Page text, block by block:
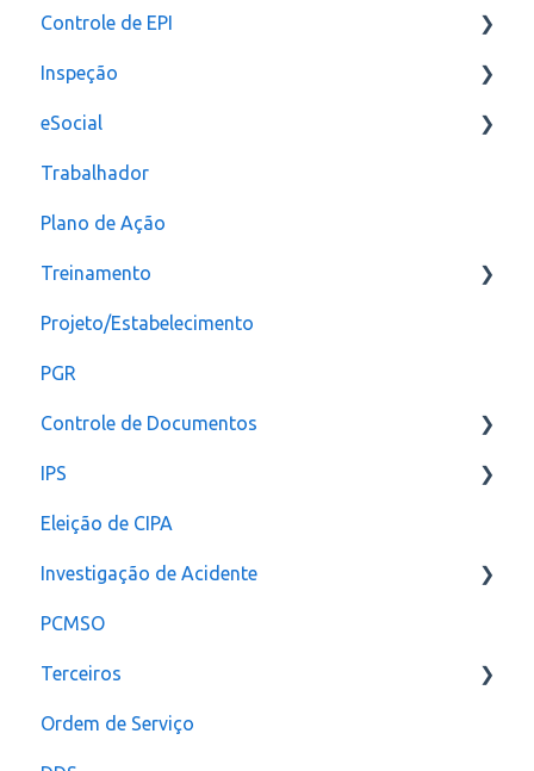
Versões anteriores
Usuários
Controle de EPI
Configurações
assinatura
Inspeção
Relatórios e Indicadores
Inspeção Visual
Plano de ação
Checklist
eSocial
Erros
Criação
CAT
Trabalhador
Plano de Ação
Treinamento
Configuração
Projeto/Estabelecimento
PGR
Controle de Documentos
Notificação
IPS
Configurações
Eleição de CIPA
Investigação de Acidente
Configuração
PCMSO
Terceiros
Usuário
Ordem de Serviço